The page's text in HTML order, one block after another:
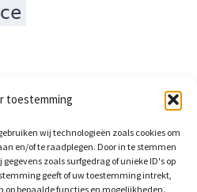
toestemming
wij technologieën zoals cookies om
en/of te raadplegen. Door in te stemmen
zoals surfgedrag of unieke ID's op
geeft of uw toestemming intrekt,
op bepaalde functies en mogelijkheden.